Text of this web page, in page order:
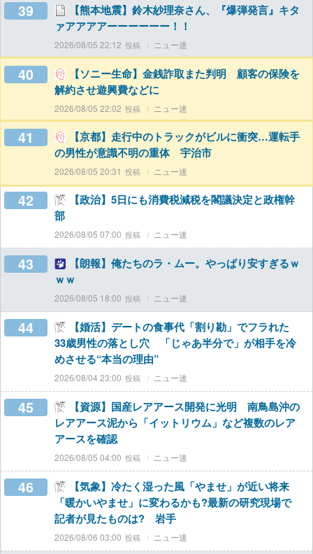
39
【熊本地震】鈴木紗理奈さん、『爆弾発言』キタ
ァアアアアーーーーーー！！
2026/08/05 22:12 ニュー速
40
【ソニー生命】金銭詐取また判明 顧客の保険を
解約させ遊興費などに
2026/08/05 22:02 ニュー速
41
【京都】走行中のトラックがビルに衝突…運転手
の男性が意識不明の重体 宇治市
2026/08/05 20:31 ニュー速
42
【政治】5日にも消費税減税を閣議決定と政権幹
部
2026/08/05 07:00 ニュー速
43
【朗報】俺たちのラ・ムー。やっぱり安すぎるｗ
ｗｗ
2026/08/05 18:00 ニュー速
44
【婚活】デートの食事代「割り勘」でフラれた
33歳男性の落とし穴 「じゃあ半分で」が相手を冷
めさせる“本当の理由”
2026/08/04 23:00 ニュー速
45
【資源】国産レアアース開発に光明 南鳥島沖の
レアアース泥から「イットリウム」など複数のレア
アースを確認
2026/08/05 04:00 ニュー速
46
【気象】冷たく湿った風「やませ」が近い将来
「暖かいやませ」に変わるかも?最新の研究現場で
記者が見たものは? 岩手
2026/08/06 03:00 ニュー速